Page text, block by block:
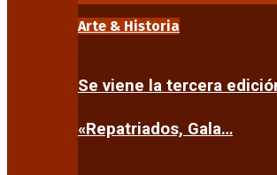
Arte & Historia
Se viene la tercera
«Repatriados, Gala…